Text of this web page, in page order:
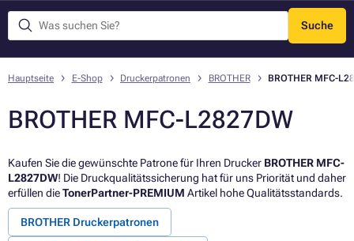
Suche
Menü
Hauptseite E-Shop Druckerpatronen BROTHER BROTHER MFC-
BROTHER MFC-L2827DW
Kaufen Sie die gewünschte Patrone für Ihren Drucker BROTHER MFC-
L2827DW! Die Druckqualitätssicherung hat für uns Priorität und daher
erfüllen dieTonerPartner-PREMIUM Artikel hohe Qualitätsstandards.
BROTHER Druckerpatronen